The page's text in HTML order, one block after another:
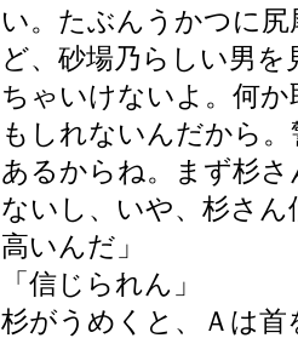
い。たぶんうかつに
ど、砂場乃らしい男
ちゃいけないよ。何
もしれないんだから
あるからね。まず杉
ないし、いや、杉さ
高いんだ」
「信じられん」
杉がうめくと、Ａは